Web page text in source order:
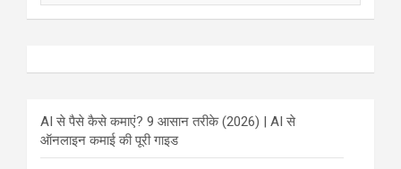
AI से पैसे कैसे कमाएं? 9 आसान तरीके (2026) | AI से
ऑनलाइन कमाई की पूरी गाइड